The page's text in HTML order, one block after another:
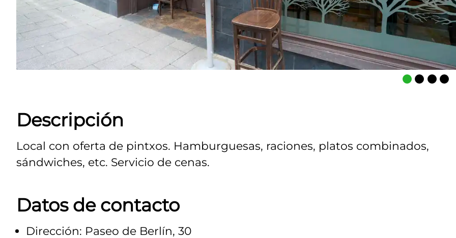
Descripción
Local con oferta de pintxos. Hamburguesas, raciones, platos combinados,
sándwiches, etc. Servicio de cenas.
Datos de contacto
Dirección: Paseo de Berlín, 30